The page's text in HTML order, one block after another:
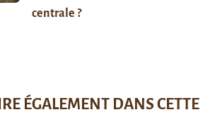
centrale ?
ÉGALEMENT DANS CETTE